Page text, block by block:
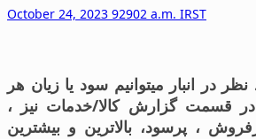
October 24, 2023 92902 a.m. IRST
در انبار میتوانیم سود یا زیان هر
قسمت گزارش کالا/خدمات نیز ،
، پرسود، بالاترین و بیشترین